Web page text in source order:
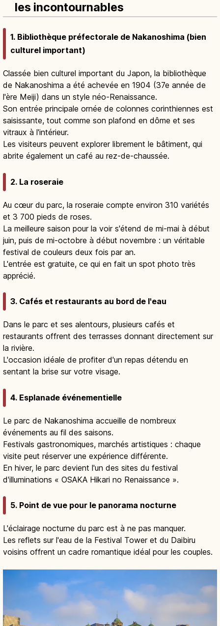
les incontournables
1. Bibliothèque préfectorale de Nakanoshima (bien
culturel important)
Classée bien culturel important du Japon, la bibliothèque
de Nakanoshima a été achevée en 1904 (37e année de
l'ère Meiji) dans un style néo-Renaissance.
Son entrée principale ornée de colonnes corinthiennes est
saisissante, tout comme son plafond en dôme et ses
vitraux à l'intérieur.
Les visiteurs peuvent explorer librement le bâtiment, qui
abrite également un café au rez-de-chaussée.
2. La roseraie
Au cœur du parc, la roseraie compte environ 310 variétés
et 3 700 pieds de roses.
La meilleure saison pour la voir s'étend de mi-mai à début
juin, puis de mi-octobre à début novembre : un véritable
festival de couleurs deux fois par an.
L'entrée est gratuite, ce qui en fait un spot photo très
apprécié.
3. Cafés et restaurants au bord de l'eau
Dans le parc et ses alentours, plusieurs cafés et
restaurants offrent des terrasses donnant directement sur
la rivière.
L'occasion idéale de profiter d'un repas détendu en
sentant la brise sur votre visage.
4. Esplanade événementielle
Le parc de Nakanoshima accueille de nombreux
événements au fil des saisons.
Festivals gastronomiques, marchés artistiques : chaque
visite peut réserver une expérience différente.
En hiver, le parc devient l'un des sites du festival
d'illuminations « OSAKA Hikari no Renaissance ».
5. Point de vue pour le panorama nocturne
L'éclairage nocturne du parc est à ne pas manquer.
Les reflets sur l'eau de la Festival Tower et du Daibiru
voisins offrent un cadre romantique idéal pour les couples.